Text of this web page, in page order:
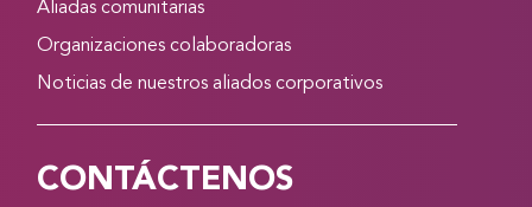
Aliadas comunitarias
Organizaciones colaboradoras
Noticias de nuestros aliados corporativos
CONTÁCTENOS